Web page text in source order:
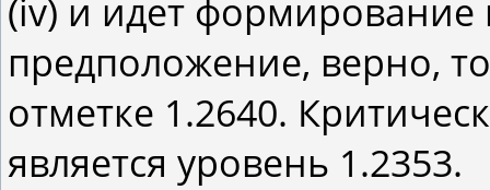
(iv) и идет формирование
предположение, верно,
отметке 1.2640.
является уровень 1.2353.